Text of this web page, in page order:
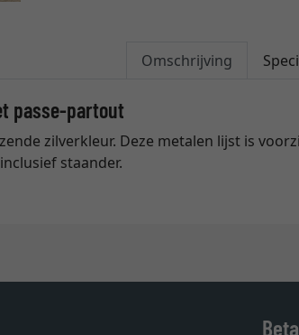
Omschrijving
passe-partout
zilverkleur. Deze metalen lijst is
staander.